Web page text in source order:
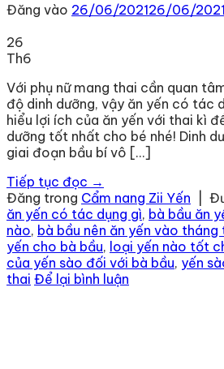
Đăng vào 26/06/202126/06/2021
26
Th6
Với phụ nữ mang thai cần quan
độ dinh dưỡng, vậy ăn yến có tác
hiểu lợi ích của ăn yến với thai kì
dưỡng tốt nhất cho bé nhé! Dinh
giai đoạn bầu bí vô […]
Tiếp tục đọc →
Đăng trong Cẩm nang Zii Yến
ăn yến có tác dụng gì, bà bầu ăn
nào, bà bầu nên ăn yến vào tháng
yến cho bà bầu, loại yến nào tốt
của yến sào đối với bà bầu, yến
thai Để lại bình luận